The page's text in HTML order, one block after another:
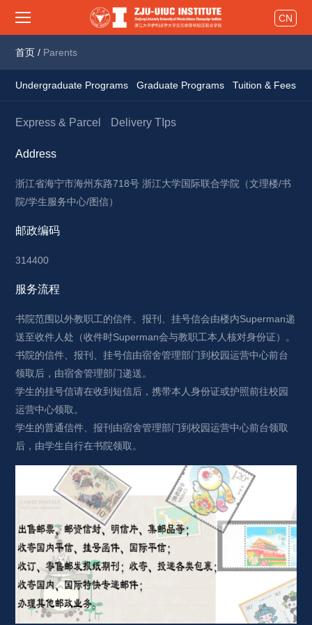
CN
首页 / Parents
Undergraduate Programs Graduate Programs Tuition & Fees
Express & Parcel Delivery TIps
Address
浙江省海宁市海州东路718号 浙江大学国际联合学院（文理楼/书
院/学生服务中心/图信）
邮政编码
314400
服务流程
书院范围以外教职工的信件、报刊、挂号信会由楼内Superman递
送至收件人处（收件时Superman会与教职工本人核对身份证）。
书院的信件、报刊、挂号信由宿舍管理部门到校园运营中心前台
领取后，由宿舍管理部门递送。
学生的挂号信请在收到短信后，携带本人身份证或护照前往校园
运营中心领取。
学生的普通信件、报刊由宿舍管理部门到校园运营中心前台领取
后，由学生自行在书院领取。